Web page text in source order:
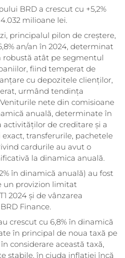
BRD a crescut cu +5,2%
milioane lei.
principalul pilon de creștere,
an/an în 2024, determinat
atât pe segmentul
fiind temperat de
cu depozitele clienților,
urmând tendința
nete din comisioane
anuală, determinate în
de creditare și a
transferurile, pachetele
cardurile au avut o
la dinamica anuală.
în dinamică anuală) au fost
un provizion limitat
2024 și de vânzarea
Finance.
crescut cu 6,8% în dinamică
în principal de noua taxă pe
considerare această taxă,
stabile, în ciuda inflației încă